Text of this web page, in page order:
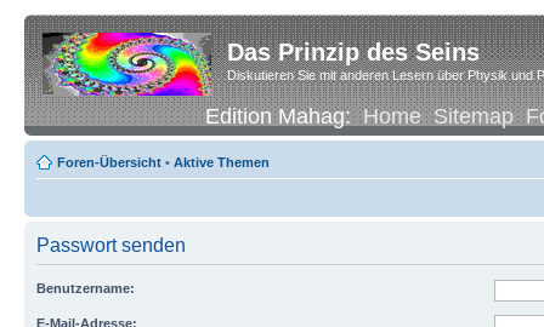
Das Prinzip des Seins
Diskutieren Sie mit anderen Lesern über Physik und
Edition Mahag:Home Sitemap
Foren-Übersicht • Aktive Themen
Passwort senden
Benutzername:
E-Mail-Adresse: